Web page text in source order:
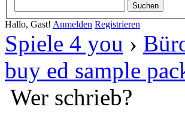
Hallo, Gast! Anmelden Registrieren
Spiele 4 you ›
buy ed sample
Wer schrieb?